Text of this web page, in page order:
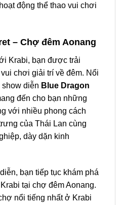
động thể thao vui chơi
– Chợ đêm Aonang
Krabi, bạn được trải
chơi giải trí về đêm. Nổi
diễn Blue Dragon
đến cho bạn những
với nhiều phong cách
của Thái Lan cùng
dày dặn kinh
bạn tiếp tục khám phá
tại chợ đêm Aonang.
nổi tiếng nhất ở Krabi